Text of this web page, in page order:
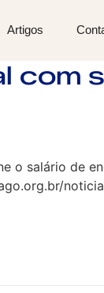
Artigos
com
o salário de